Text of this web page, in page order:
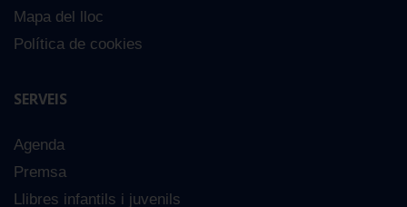
Mapa del lloc
Política de cookies
SERVEIS
Agenda
Premsa
Llibres infantils i juvenils